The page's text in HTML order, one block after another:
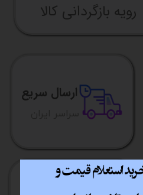
رویه بازگردانی کالا
ارسال سریع